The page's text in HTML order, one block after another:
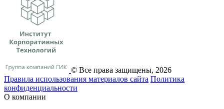
© Все права защищены, 2026
Правила использования материалов сайта Политика
конфиденциальности
О компании